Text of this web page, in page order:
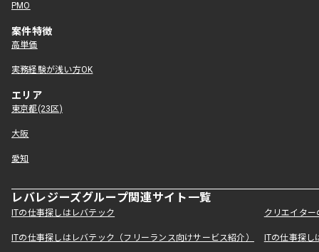
PMO
案件特徴
高単価
実務経験が浅い方OK
エリア
東京都(23区)
大阪
愛知
レバレジーズグループ関連サイト一覧
ITの仕事探しはレバテック クリエイタ
ITの仕事探しはレバテック（フリーランス向けサービス紹介） ITの仕事探